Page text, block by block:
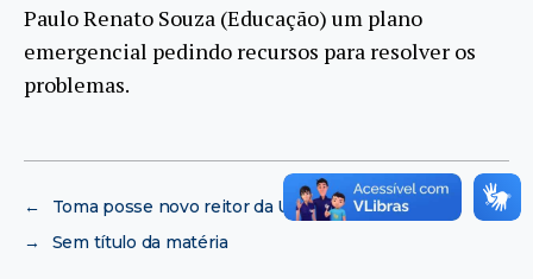
Paulo Renato Souza (Educação) um plano
emergencial pedindo recursos para resolver os
problemas.
←
Toma posse novo reitor da UFRJ
→
Sem título da matéria